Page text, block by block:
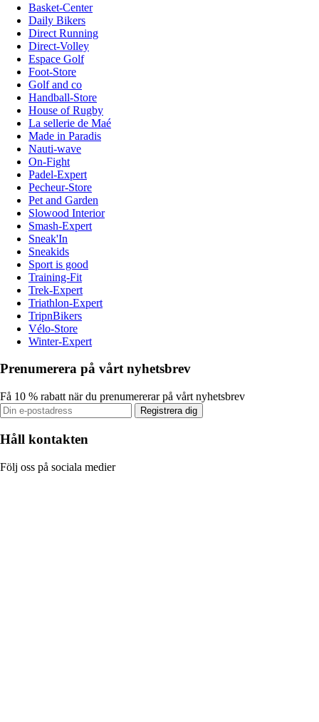
Basket-Center
Daily Bikers
Direct Running
Direct-Volley
Espace Golf
Foot-Store
Golf and co
Handball-Store
House of Rugby
La sellerie de Maé
Made in Paradis
Nauti-wave
On-Fight
Padel-Expert
Pecheur-Store
Pet and Garden
Slowood Interior
Smash-Expert
Sneak'In
Sneakids
Sport is good
Training-Fit
Trek-Expert
Triathlon-Expert
TripnBikers
Vélo-Store
Winter-Expert
Prenumerera på vårt nyhetsbrev
Få 10 % rabatt när du prenumererar på vårt nyhetsbrev
Registrera dig
Håll kontakten
Följ oss på sociala medier